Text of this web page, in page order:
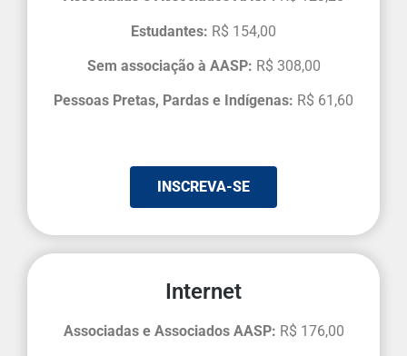
Estudantes: R$ 154,00
Sem associação à AASP: R$ 308,00
Pessoas Pretas, Pardas e Indígenas: R$ 61,60
INSCREVA-SE
Internet
Associadas e Associados AASP: R$ 176,00